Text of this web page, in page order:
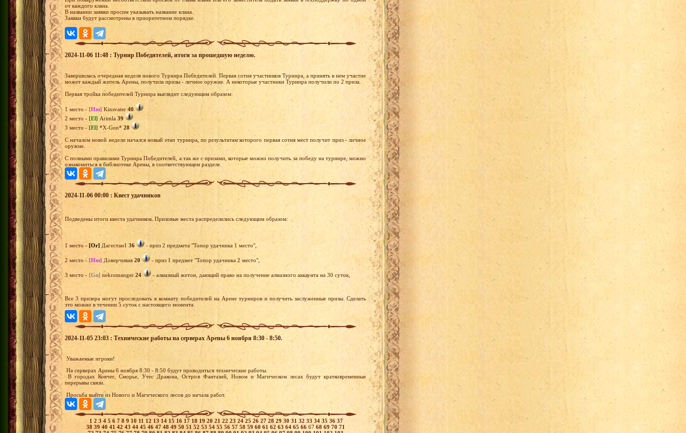
от каждого клана.
В названии заявки просим указывать название клана.
Заявки будут рассмотрены в приоритетном порядке.
2024-11-06 11:48 : Турнир Победителей, итоги за прошедшую неделю.
Завершилась очередная неделя нового Турнира Победителей. Первая сотня участников Турнира, а принять в нем участие
может каждый житель Арены, получила призы - личное оружие. А некоторые участники Турнира получили по 2 приза.
Первая тройка победителей Турнира выглядит следующим образом:
1 место - [Hm] Kinsvater 40
2 место - [El] Arimla 39
3 место - [El] *X-Gon* 28
С началом новой недели начался новый этап турнира, по результатам которого первая сотня мест получит приз - личное
оружие.
С полными правилами Турнира Победителей, а так же с призами, которые можно получить за победу на турнире, можно
ознакомиться в библиотеке Арены, в соответствующем разделе.
2024-11-06 00:00 : Квест удачников
Подведены итоги квеста удачников. Призовые места распределились следующим образом:
1 место - [Or] Дагестан1 36 - приз 2 предмета "Топор удачника 1 место",
2 место - [Hm] Доверчивая 20 - приз 1 предмет "Топор удачника 2 место",
3 место - [Gn] nekromanger 24 - алмазный жетон, дающий право на получение алмазного аккаунта на 30 суток,
Все 3 призера могут проследовать в комнату победителей на Арене турниров и получить заслуженные призы. Сделать
это можно в течении 5 суток с настоящего момента.
2024-11-05 23:03 : Технические работы на серверах Арены 6 ноября 8:30 - 8:50.
Уважаемые игроки!
На серверах Арены 6 ноября 8:30 - 8:50 будут проводиться технические работы.
В городах Ковчег, Сморье, Утес Дракона, Остров Фантазий, Новом и Магическом лесах будут кратковременные
перерывы связи.
Просьба выйти из Нового и Магического лесов до начала работ.
1 2 3 4 5 6 7 8 9 10 11 12 13 14 15 16 17 18 19 20 21 22 23 24 25 26 27 28 29 30 31 32 33 34 35 36 37
38 39 40 41 42 43 44 45 46 47 48 49 50 51 52 53 54 55 56 57 58 59 60 61 62 63 64 65 66 67 68 69 70 71